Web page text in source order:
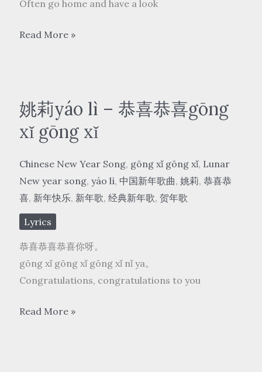
Often go home and have a look
陈
–
常
回
看
看
Often
go
Read More »
姚莉yáo lì – 恭喜恭喜gōng
xǐ gōng xǐ
Chinese New Year Song, gōng xǐ gōng xǐ, Lunar
New year song, yáo lì, 中国新年歌曲, 姚莉, 恭喜恭
喜, 新年快乐, 新年歌, 经典新年歌, 贺年歌
Lyrics
恭喜恭喜恭喜你呀。
gōng xǐ gōng xǐ gōng xǐ nǐ ya。
Congratulations, congratulations to you
姚
Read More »